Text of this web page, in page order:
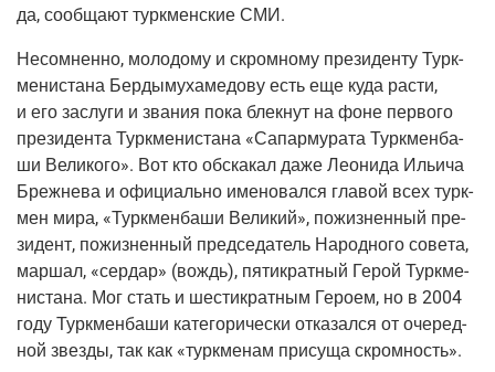
да, сооб­ща­ют турк­мен­ские СМИ.
Несо­мнен­но, моло­до­му и скром­но­му пре­зи­ден­ту Турк­
ме­ни­ста­на Бер­ды­му­ха­ме­до­ву есть еще куда рас­ти,
и его заслу­ги и зва­ния пока блек­нут на фоне пер­во­го
пре­зи­ден­та Турк­ме­ни­ста­на «Сапар­му­ра­та Турк­мен­ба­
ши Вели­ко­го». Вот кто обска­кал даже Лео­ни­да Ильи­ча
Бреж­не­ва и офи­ци­аль­но име­но­вал­ся гла­вой всех турк­
мен мира, «Турк­мен­ба­ши Вели­кий», пожиз­нен­ный пре­
зи­дент, пожиз­нен­ный пред­се­да­тель Народ­но­го сове­та,
мар­шал, «сер­дар» (вождь), пяти­крат­ный Герой Турк­ме­
ни­ста­на. Мог стать и шести­крат­ным Геро­ем, но в 2004
году Турк­мен­ба­ши кате­го­ри­че­ски отка­зал­ся от оче­ред­
ной звез­ды, так как «турк­ме­нам при­су­ща скромность».